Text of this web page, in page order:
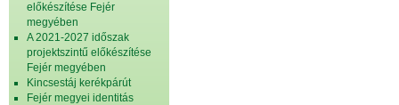
előkészítése Fejér
megyében
A 2021-2027 időszak
projektszintű előkészítése
Fejér megyében
Kincsestáj kerékpárút
Fejér megyei identitás